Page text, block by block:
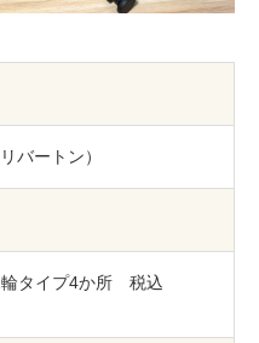
配送修理）
バートン）
輪タイプ4か所 税込